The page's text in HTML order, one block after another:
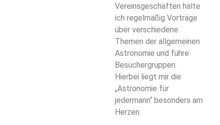
Vereinsgeschäften halte
ich regelmäßig Vorträge
über verschiedene
Themen der allgemeinen
Astronomie und führe
Besuchergruppen.
Hierbei liegt mir die
„Astronomie für
jedermann“ besonders am
Herzen.